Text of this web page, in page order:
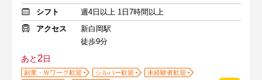
シフト
週4日以上 1日7時間以上
アクセス
新白岡駅
徒歩9分
あと2日
副業・Ｗワーク歓迎 シルバー歓迎
未経験者歓迎